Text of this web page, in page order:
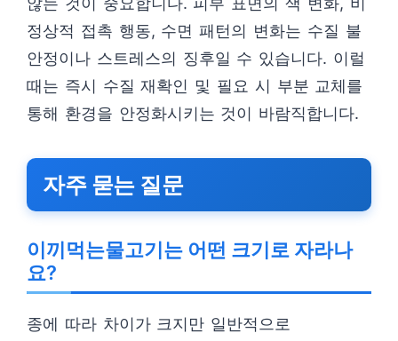
정상적 접촉 행동, 수면 패턴의 변화는 수질 불
안정이나 스트레스의 징후일 수 있습니다. 이럴
때는 즉시 수질 재확인 및 필요 시 부분 교체를
통해 환경을 안정화시키는 것이 바람직합니다.
자주 묻는 질문
이끼먹는물고기는 어떤 크기로 자라나
요?
종에 따라 차이가 크지만 일반적으로